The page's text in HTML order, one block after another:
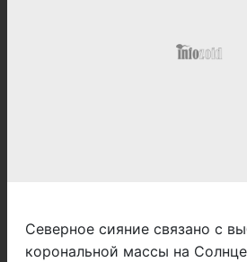
Северное сияние связано с
корональной массы на